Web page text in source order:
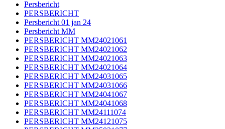
Persbericht
PERSBERICHT
Persbericht 01 jan 24
Persbericht MM
PERSBERICHT MM24021061
PERSBERICHT MM24021062
PERSBERICHT MM24021063
PERSBERICHT MM24021064
PERSBERICHT MM24031065
PERSBERICHT MM24031066
PERSBERICHT MM24041067
PERSBERICHT MM24041068
PERSBERICHT MM24111074
PERSBERICHT MM24121075